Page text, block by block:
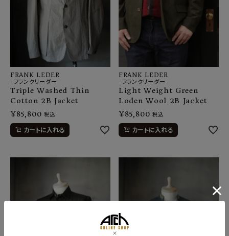
FRANK LEDER
-フランクリーダー
Triple Washed Thin
Cotton 2B Jacket
¥85,800 税込
カートに入れる
FRANK LEDER
-フランクリーダー
Light Weight Green
Loden Wool 2B Jacket
¥85,800 税込
カートに入れる